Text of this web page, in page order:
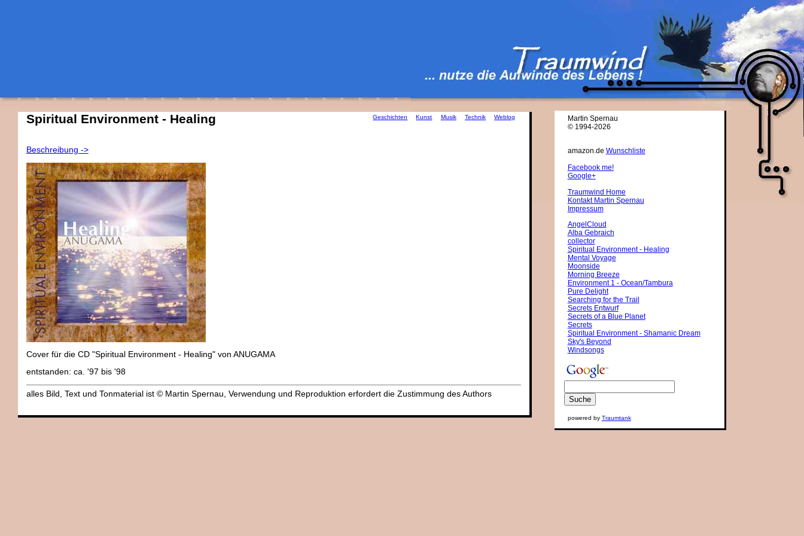
Geschichten Kunst Musik Technik Weblog
Spiritual Environment - Healing
Beschreibung ->
Cover für die CD "Spiritual Environment - Healing" von ANUGAMA
entstanden: ca. '97 bis '98
alles Bild, Text und Tonmaterial ist © Martin Spernau, Verwendung und Reproduktion erfordert die Zustimmung des Authors
Martin Spernau
© 1994-2026
amazon.de Wunschliste
Facebook me!
Google+
Traumwind Home
Kontakt Martin Spernau
Impressum
AngelCloud
Alba Gebraich
collector
Spiritual Environment - Healing
Mental Voyage
Moonside
Morning Breeze
Environment 1 - Ocean/Tambura
Pure Delight
Searching for the Trail
Secrets Entwurf
Secrets of a Blue Planet
Secrets
Spiritual Environment - Shamanic Dream
Sky's Beyond
Windsongs
powered by Traumtank